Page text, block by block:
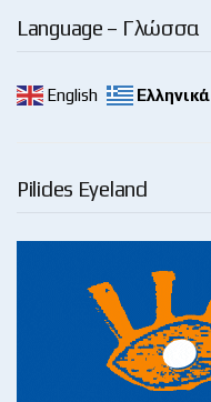
Language – Γλώσσα
English Ελληνικά
Pilides Eyeland